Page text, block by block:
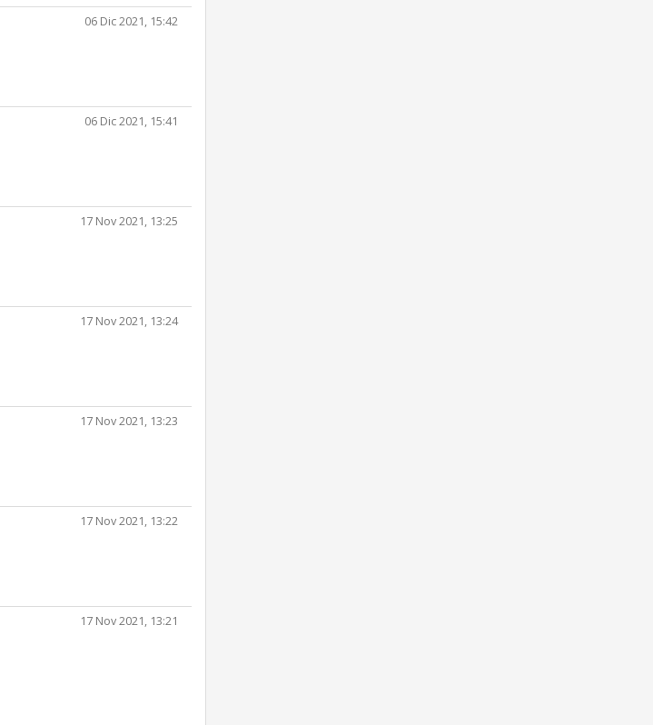
06 Dic 2021, 15:42
06 Dic 2021, 15:41
17 Nov 2021, 13:25
17 Nov 2021, 13:24
17 Nov 2021, 13:23
17 Nov 2021, 13:22
17 Nov 2021, 13:21